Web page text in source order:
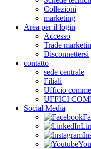
Collezioni
marketing
Area per il login
Accesso
Trade
Disconnettersi
contatto
sede centrale
Filiali
Ufficio
UFFICI
Social Media